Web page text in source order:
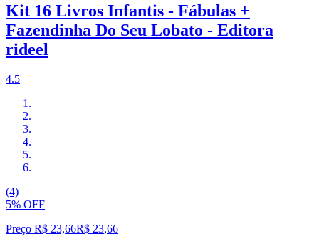
Kit 16 Livros Infantis - Fábulas +
Fazendinha Do Seu Lobato - Editora
rideel
4.5
(4)
5% OFF
Preço R$ 23,66R$ 23,66